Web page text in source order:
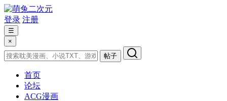
登录 注册
☰
×
帖子
首页
论坛
ACG漫画